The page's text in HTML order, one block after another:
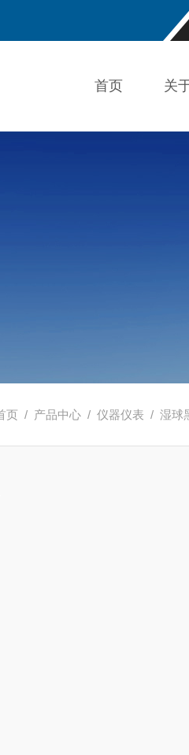
首页 关
页 / 产品中心 /仪器仪表 /湿球